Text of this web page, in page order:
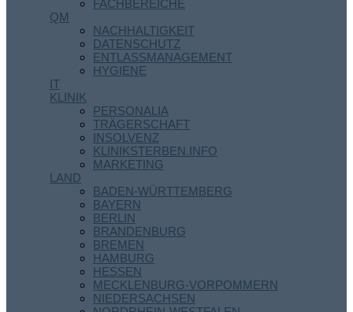
FACHBEREICHE
QM
NACHHALTIGKEIT
DATENSCHUTZ
ENTLASSMANAGEMENT
HYGIENE
IT
KLINIK
PERSONALIA
TRÄGERSCHAFT
INSOLVENZ
KLINIKSTERBEN.INFO
MARKETING
LAND
BADEN-WÜRTTEMBERG
BAYERN
BERLIN
BRANDENBURG
BREMEN
HAMBURG
HESSEN
MECKLENBURG-VORPOMMERN
NIEDERSACHSEN